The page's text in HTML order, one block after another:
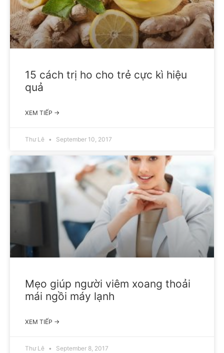
15 cách trị ho cho trẻ cực kì hiệu
quả
XEM TIẾP →
Thư Lê September 10, 2017
Mẹo giúp người viêm xoang thoải
mái ngồi máy lạnh
XEM TIẾP →
Thư Lê September 8, 2017